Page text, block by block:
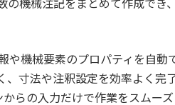
の機械注記をまとめて作成でき
や機械要素のプロパティを自動
寸法や注釈設定を効率よく完
らの入力だけで作業をスムーズ